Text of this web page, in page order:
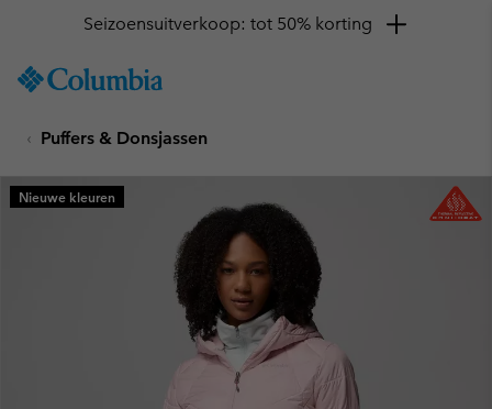
TO
SKIP
MAIN
NAV
Seizoensuitverkoop: tot 50% korting
Puffers & Donsjassen
Nieuwe kleuren